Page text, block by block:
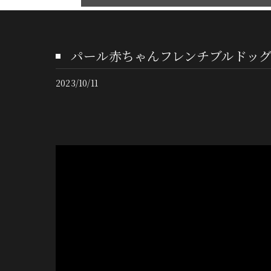
パール赤ちゃんフレンチブルドッグ
2023/10/11